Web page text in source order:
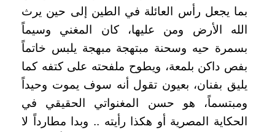
بما يجعل رأس العائلة في الطين إلى حين يرث
الله الأرض ومن عليها، كان المغني وسيماً
بسمرة حيه وسحنة مبتهجة مبهجة يلبس خاتماً
بفص داكن بلمعة، ويطوح ملفحته على كتفه كما
يليق بفنان، بعيون تقول أنه سوف يموت وحيداً
ومبتسماً، هو حسن المغنواتي الحقيقي في
الحكاية المصرية أو هكذا رأيته .. وبدا مطارداً لا